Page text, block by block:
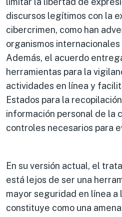
discursos legítimos con la
cibercrimen, como han
organismos
Además, el acuerdo
herramientas para la
actividades en línea y
Estados para la
información personal de la
controles necesarios para
En su versión actual, el
está lejos de ser una
mayor seguridad en línea a
constituye como una